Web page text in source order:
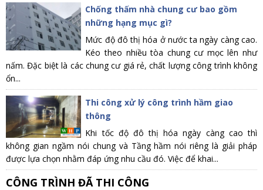
Chống thấm nhà chung cư bao gồm
những hạng mục gì?
Mức độ đô thị hóa ở nước ta ngày càng cao.
Kéo theo nhiều tòa chung cư mọc lên như
nấm. Đặc biệt là các chung cư giá rẻ, chất lượng công trình không
ổn...
Thi công xử lý công trình hầm giao
thông
Khi tốc độ đô thị hóa ngày càng cao thì
không gian ngầm nói chung và Tầng hầm nói riêng là giải pháp
được lựa chọn nhằm đáp ứng nhu cầu đó. Việc để khai...
CÔNG TRÌNH ĐÃ THI CÔNG